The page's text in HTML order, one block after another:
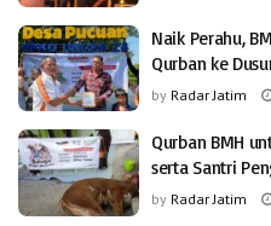
Naik Perahu,
Qurban ke
by Radar Jatim
Qurban BMH
serta Santri
by Radar Jatim